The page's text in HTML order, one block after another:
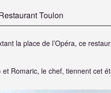
Toulon
la place de l’Opéra, ce
Romaric, le chef, tiennent cet